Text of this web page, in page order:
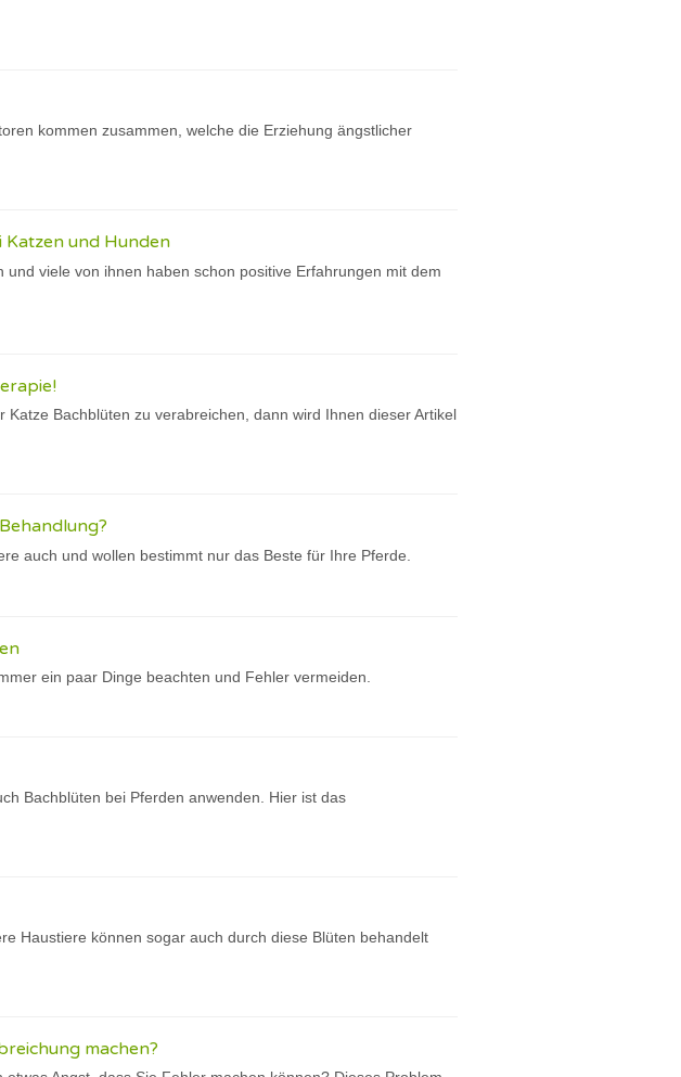
kommen zusammen, welche die Erziehung ängstlicher
Katzen und Hunden
viele von ihnen haben schon positive Erfahrungen mit dem
Bachblüten zu verabreichen, dann wird Ihnen dieser Artikel
auch und wollen bestimmt nur das Beste für Ihre Pferde.
ein paar Dinge beachten und Fehler vermeiden.
Bachblüten bei Pferden anwenden. Hier ist das
Haustiere können sogar auch durch diese Blüten behandelt
machen?